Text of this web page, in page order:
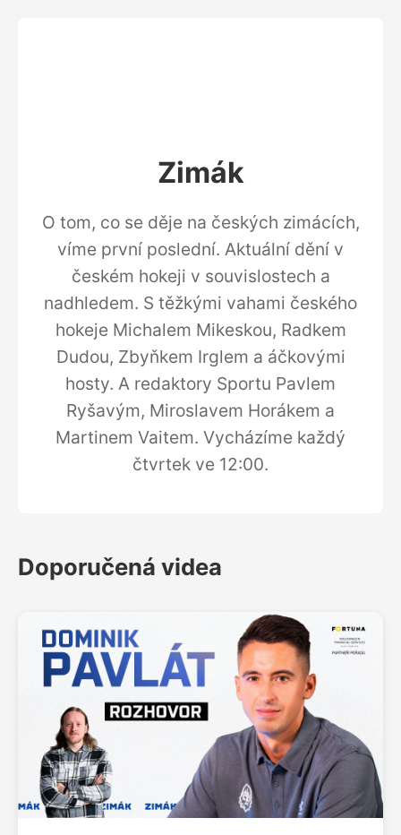
Zimák
O tom, co se děje na českých zimácích,
víme první poslední. Aktuální dění v
českém hokeji v souvislostech a
nadhledem. S těžkými vahami českého
hokeje Michalem Mikeskou, Radkem
Dudou, Zbyňkem Irglem a áčkovými
hosty. A redaktory Sportu Pavlem
Ryšavým, Miroslavem Horákem a
Martinem Vaitem. Vycházíme každý
čtvrtek ve 12:00.
Doporučená videa